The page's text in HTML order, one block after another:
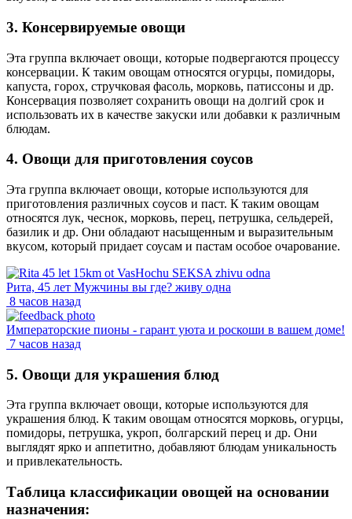
3. Консервируемые овощи
Эта группа включает овощи, которые подвергаются процессу
консервации. К таким овощам относятся огурцы, помидоры,
капуста, горох, стручковая фасоль, морковь, патиссоны и др.
Консервация позволяет сохранить овощи на долгий срок и
использовать их в качестве закуски или добавки к различным
блюдам.
4. Овощи для приготовления соусов
Эта группа включает овощи, которые используются для
приготовления различных соусов и паст. К таким овощам
относятся лук, чеснок, морковь, перец, петрушка, сельдерей,
базилик и др. Они обладают насыщенным и выразительным
вкусом, который придает соусам и пастам особое очарование.
Рита, 45 лет Мужчины вы где? живу одна
8 часов назад
Императорские пионы - гарант уюта и роскоши в вашем доме!
7 часов назад
5. Овощи для украшения блюд
Эта группа включает овощи, которые используются для
украшения блюд. К таким овощам относятся морковь, огурцы,
помидоры, петрушка, укроп, болгарский перец и др. Они
выглядят ярко и аппетитно, добавляют блюдам уникальность
и привлекательность.
Таблица классификации овощей на основании
назначения: